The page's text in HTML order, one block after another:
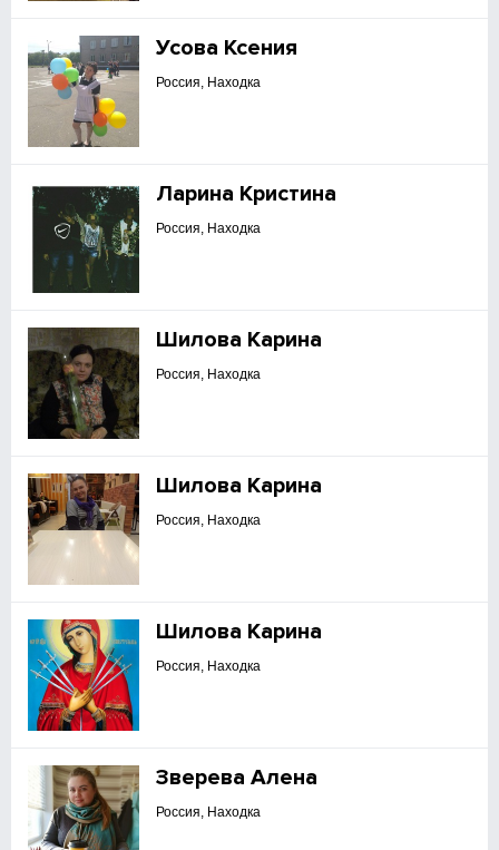
Усова Ксения
Россия, Находка
Ларина Кристина
Россия, Находка
Шилова Карина
Россия, Находка
Шилова Карина
Россия, Находка
Шилова Карина
Россия, Находка
Зверева Алена
Россия, Находка